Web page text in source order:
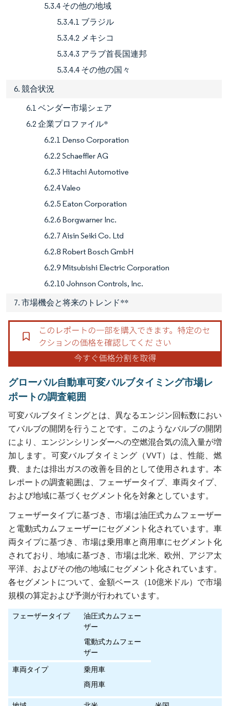
5.3.4 その他の地域
5.3.4.1 ブラジル
5.3.4.2 メキシコ
5.3.4.3 アラブ首長国連邦
5.3.4.4 その他の国々
6. 競合状況
6.1 ベンダー市場シェア
6.2 企業プロファイル*
6.2.1 Denso Corporation
6.2.2 Schaeffler AG
6.2.3 Hitachi Automotive
6.2.4 Valeo
6.2.5 Eaton Corporation
6.2.6 Borgwarner Inc.
6.2.7 Aisin Seiki Co. Ltd
6.2.8 Robert Bosch GmbH
6.2.9 Mitsubishi Electric Corporation
6.2.10 Johnson Controls, Inc.
7. 市場機会と将来のトレンド**
グローバル自動車可変バルブタイミング市場レ
ポートの調査範囲
可変バルブタイミングとは、異なるエンジン回転数におい
てバルブの開閉を行うことです。このようなバルブの開閉
により、エンジンシリンダーへの空燃混合気の流入量が増
加します。可変バルブタイミング（VVT）は、性能、燃
費、または排出ガスの改善を目的として使用されます。本
レポートの調査範囲は、フェーザータイプ、車両タイプ、
および地域に基づくセグメント化を対象としています。
フェーザータイプに基づき、市場は油圧式カムフェーザー
と電動式カムフェーザーにセグメント化されています。車
両タイプに基づき、市場は乗用車と商用車にセグメント化
されており、地域に基づき、市場は北米、欧州、アジア太
平洋、およびその他の地域にセグメント化されています。
各セグメントについて、金額ベース（10億米ドル）で市場
規模の算定および予測が行われています。
フェーザータイプ
油圧式カムフェー
ザー
電動式カムフェー
ザー
車両タイプ
乗用車
商用車